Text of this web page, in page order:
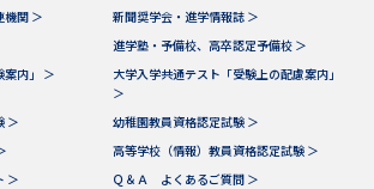
べる
受験スケジュールを立てよう
テレメール全国一斉進学調査
関 ＞
新聞奨学会・進学情報誌 ＞
進学塾・予備校、高卒認定予備校 ＞
内」 ＞
大学入学共通テスト「受験上の配慮案内」
＞
＞
幼稚園教員資格認定試験 ＞
高等学校（情報）教員資格認定試験 ＞
＞
Ｑ＆Ａ よくあるご質問 ＞